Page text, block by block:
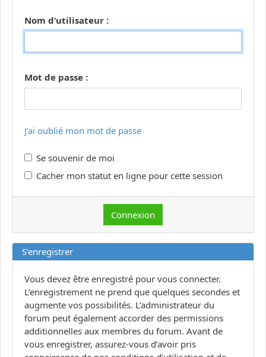
Nom d’utilisateur :
Mot de passe :
J’ai oublié mon mot de passe
Se souvenir de moi
Cacher mon statut en ligne pour cette session
S’enregistrer
Vous devez être enregistré pour vous connecter.
L’enregistrement ne prend que quelques secondes et
augmente vos possibilités. L’administrateur du
forum peut également accorder des permissions
additionnelles aux membres du forum. Avant de
vous enregistrer, assurez-vous d’avoir pris